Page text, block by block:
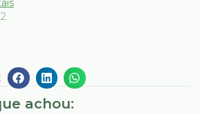
achou: